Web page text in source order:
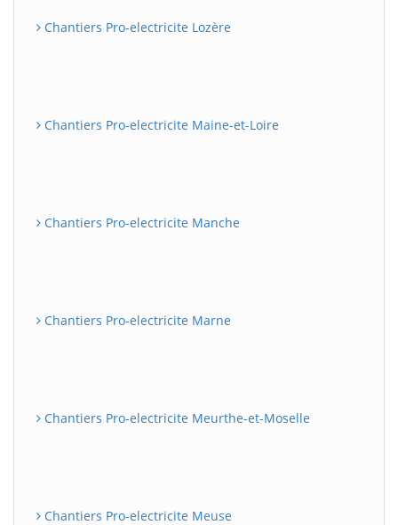
Chantiers Pro-electricite Lozère
Chantiers Pro-electricite Maine-et-Loire
Chantiers Pro-electricite Manche
Chantiers Pro-electricite Marne
Chantiers Pro-electricite Meurthe-et-Moselle
Chantiers Pro-electricite Meuse